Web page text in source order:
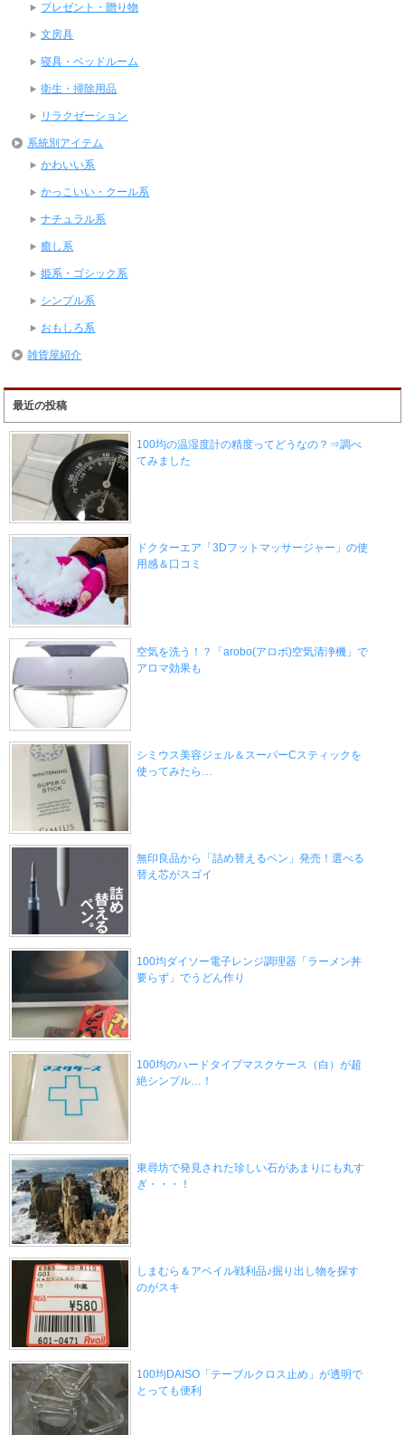
プレゼント・贈り物
文房具
寝具・ベッドルーム
衛生・掃除用品
リラクゼーション
系統別アイテム
かわいい系
かっこいい・クール系
ナチュラル系
癒し系
姫系・ゴシック系
シンプル系
おもしろ系
雑貨屋紹介
最近の投稿
100均の温湿度計の精度ってどうなの？⇒調べ
てみました
ドクターエア「3Dフットマッサージャー」の使
用感＆口コミ
空気を洗う！？「arobo(アロボ)空気清浄機」で
アロマ効果も
シミウス美容ジェル＆スーパーCスティックを
使ってみたら…
無印良品から「詰め替えるペン」発売！選べる
替え芯がスゴイ
100均ダイソー電子レンジ調理器「ラーメン丼
要らず」でうどん作り
100均のハードタイプマスクケース（白）が超
絶シンプル…！
東尋坊で発見された珍しい石があまりにも丸す
ぎ・・・！
しまむら＆アベイル戦利品♪掘り出し物を探す
のがスキ
100均DAISO「テーブルクロス止め」が透明で
とっても便利